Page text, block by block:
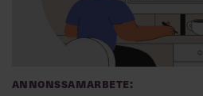
Annonssamarbete:
Chef + Winningtemp
Delta i Chefbarometern 2026